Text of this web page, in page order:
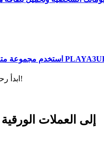
ابدأ رحلتك في عالم العملات المشفرة الآن!
تحويلات شائعة من 3ull إلى العملات الورقية